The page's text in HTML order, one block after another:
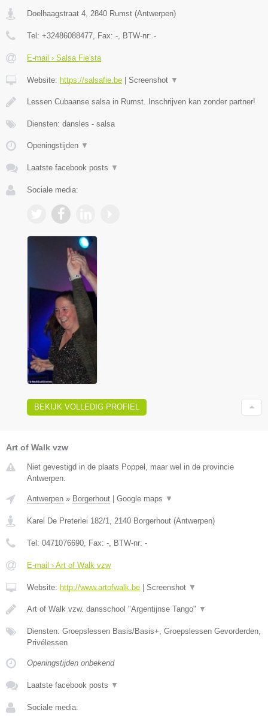
Doelhaagstraat 4, 2840 Rumst (Antwerpen)
Tel: +32486088477, Fax: -, BTW-nr: -
E-mail › Salsa Fie'sta
Website: https://salsafie.be Screenshot ▼
Lessen Cubaanse salsa in Rumst. Inschrijven kan zonder partner!
Diensten: dansles - salsa
Openingstijden ▼
Laatste facebook posts ▼
Sociale media:
BEKIJK VOLLEDIG PROFIEL
Art of Walk vzw
Niet gevestigd in de plaats Poppel, maar wel in de provincie
Antwerpen.
Antwerpen » Borgerhout Google maps ▼
Karel De Preterlei 182/1 2140 Borgerhout (Antwerpen)
Tel: 0471076690 , Fax: - , BTW-nr: -
E-mail › Art of Walk vzw
Website: http://www.artofwalk.be Screenshot ▼
Art of Walk vzw. dansschool "Argentijnse Tango" ▼
Diensten: Groepslessen Basis/Basis+, Groepslessen Gevorderden,
Privélessen
Openingstijden onbekend
Laatste facebook posts ▼
Sociale media: